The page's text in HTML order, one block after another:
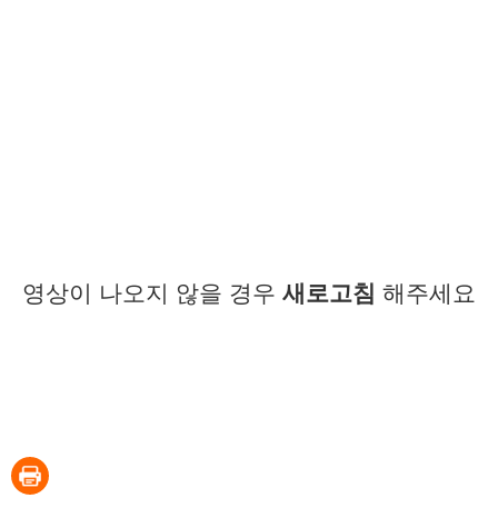
영상이 나오지 않을 경우 새로고침 해주세요